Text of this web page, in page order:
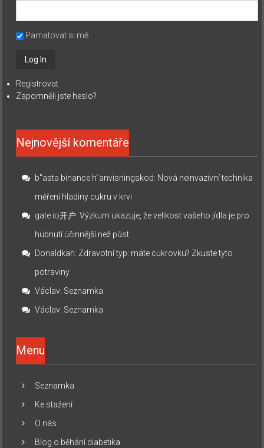
Pamatovat si mě
Registrovat
Zapomněli jste heslo?
Nejnovější komentáře
b"asta binance h"anvisningskod: Nová neinvazivní technika
měření hladiny cukru v krvi
gate io开户:Výzkum ukazuje, že velikost vašeho jídla je pro
hubnutí účinnější než půst
Donaldkah: Zdravotní typ: máte cukrovku? Zkuste tyto
potraviny
Václav: Seznamka
Václav: Seznamka
Menu
Seznamka
Ke stažení
O nás
Blog o běhání diabetika